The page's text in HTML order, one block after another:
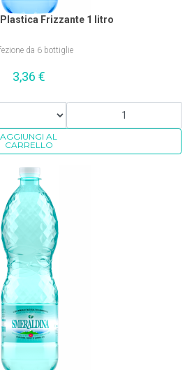
Frizzante 1 litro
da 6 bottiglie
3,36 €
AGGIUNGI AL
CARRELLO